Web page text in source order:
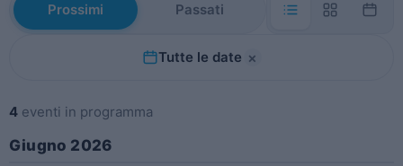
Tutte le date ×
Prossimi Passati
4 eventi in programma
Giugno 2026